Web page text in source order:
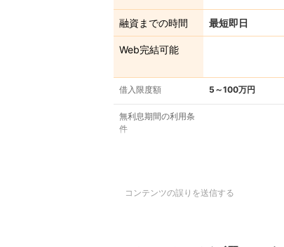
融資までの時間 最短即日
Web完結可能
借入限度額 5～100万円
無利息期間の利用条
件
コンテンツの誤りを送信する